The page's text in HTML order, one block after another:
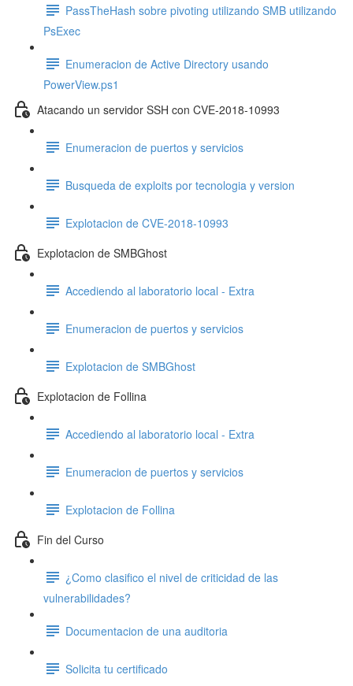
PassTheHash sobre pivoting utilizando SMB utilizando
PsExec
Enumeracion de Active Directory usando
PowerView.ps1
Atacando un servidor SSH con CVE-2018-10993
Enumeracion de puertos y servicios
Busqueda de exploits por tecnologia y version
Explotacion de CVE-2018-10993
Explotacion de SMBGhost
Accediendo al laboratorio local - Extra
Enumeracion de puertos y servicios
Explotacion de SMBGhost
Explotacion de Follina
Accediendo al laboratorio local - Extra
Enumeracion de puertos y servicios
Explotacion de Follina
Fin del Curso
¿Como clasifico el nivel de criticidad de las
vulnerabilidades?
Documentacion de una auditoria
Solicita tu certificado